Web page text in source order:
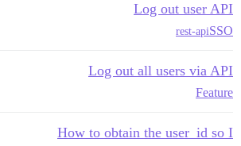
Log out user API
SSO
rest-api
Log out all users via API
Feature
How to obtain the user_id so I